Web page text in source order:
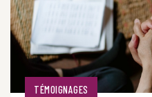
TÉMOIGNAGES